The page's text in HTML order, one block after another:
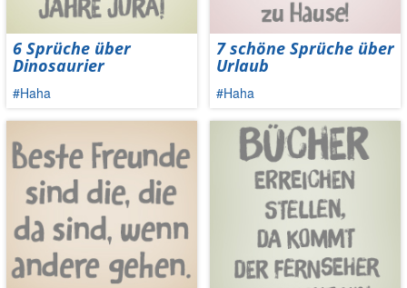
6 Sprüche über
Dinosaurier
#Haha
7 schöne Sprüche über
Urlaub
#Haha